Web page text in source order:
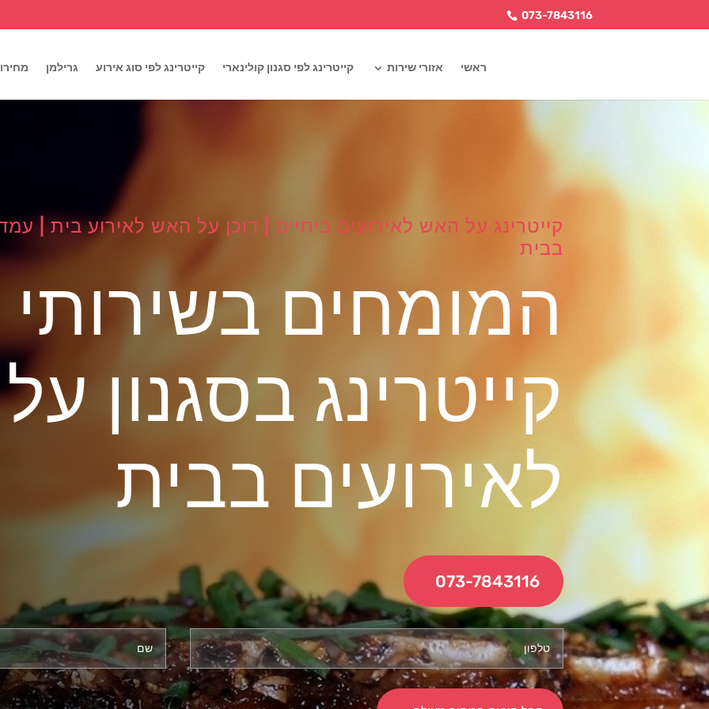
073-7843116
ראשי אזורי שירות קייטרינג לפי סגנון קולינארי קייטרינג לפי סוג אירוע גרילמן
קייטרינג על האש לאירועים ביתיים | דוכן על האש לאירוע בית |
בבית
המומחים בשירותי
קייטרינג בסגנון
לאירועים בבית
073-7843116